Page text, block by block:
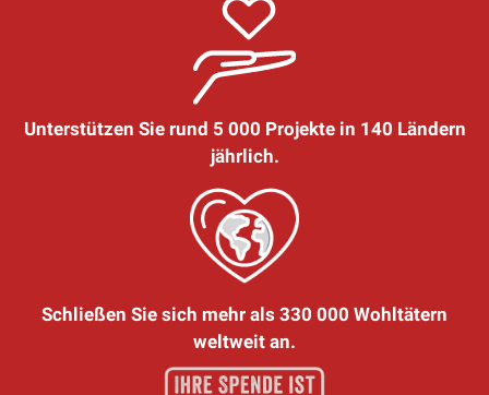
Unterstützen Sie rund 5 000 Projekte in 140 Ländern
jährlich.
Schließen Sie sich mehr als 330 000 Wohltätern
weltweit an.